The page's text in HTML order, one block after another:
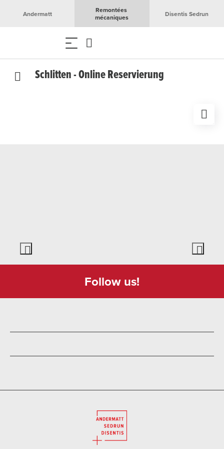
Andermatt
Remontées
mécaniques
Disentis Sedrun
Schlitten - Online Reservierung
Follow us!